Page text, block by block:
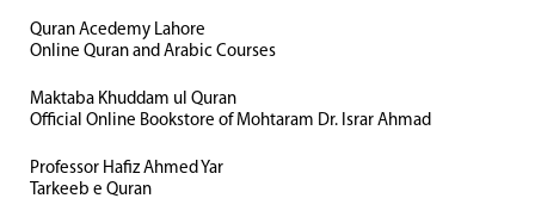
Quran Acedemy Lahore
Online Quran and Arabic Courses
Maktaba Khuddam ul Quran
Official Online Bookstore of Mohtaram Dr. Israr Ahmad
Professor Hafiz Ahmed Yar
Tarkeeb e Quran